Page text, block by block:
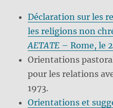
Déclaration sur les
les religions non
AETATE – Rome, le
Orientations
pour les relations
1973.
Orientations et